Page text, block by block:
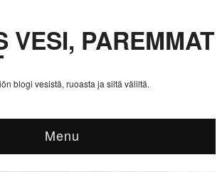
VESI, PAREMMAT
blogi vesistä, ruoasta ja siltä väliltä.
Menu